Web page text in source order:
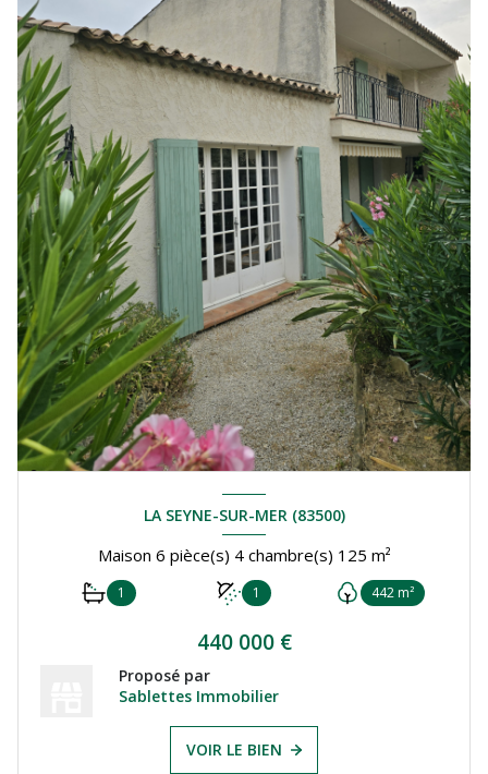
LA SEYNE-SUR-MER (83500)
Maison 6 pièce(s) 4 chambre(s) 125 m²
1 1 442 m²
440 000 €
Proposé par
Sablettes Immobilier
VOIR LE BIEN